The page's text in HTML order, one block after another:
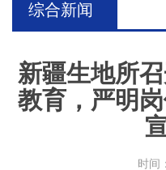
综合新闻
新疆生地所
教育，严明
时间